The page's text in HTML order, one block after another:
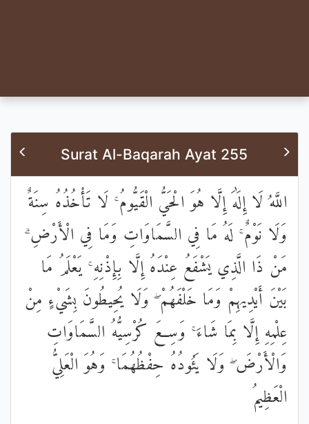
Surat Al-Baqarah Ayat 255
اللَّهُ لَا إِلَٰهَ إِلَّا هُوَ الْحَيُّ الْقَيُّومُ ۚ لَا تَأْخُذُهُ سِنَةٌ
وَلَا نَوْمٌ ۚ لَهُ مَا فِي السَّمَاوَاتِ وَمَا فِي الْأَرْضِ ۗ
مَنْ ذَا الَّذِي يَشْفَعُ عِنْدَهُ إِلَّا بِإِذْنِهِ ۚ يَعْلَمُ مَا
بَيْنَ أَيْدِيهِمْ وَمَا خَلْفَهُمْ ۖ وَلَا يُحِيطُونَ بِشَيْءٍ مِنْ
عِلْمِهِ إِلَّا بِمَا شَاءَ ۚ وَسِعَ كُرْسِيُّهُ السَّمَاوَاتِ
وَالْأَرْضَ ۖ وَلَا يَئُودُهُ حِفْظُهُمَا ۚ وَهُوَ الْعَلِيُّ
الْعَظِيمُ